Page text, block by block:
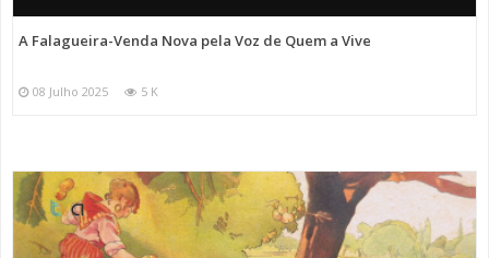
A Falagueira-Venda Nova pela Voz de Quem a Vive
08 Julho 2025 5 K